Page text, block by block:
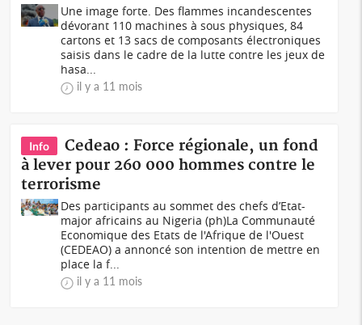
Une image forte. Des flammes incandescentes
dévorant 110 machines à sous physiques, 84
cartons et 13 sacs de composants électroniques
saisis dans le cadre de la lutte contre les jeux de
hasa...
il y a 11 mois
Info
Cedeao : Force régionale, un fond
à lever pour 260 000 hommes contre le
terrorisme
Des participants au sommet des chefs d’Etat-
major africains au Nigeria (ph)La Communauté
Economique des Etats de l'Afrique de l'Ouest
(CEDEAO) a annoncé son intention de mettre en
place la f...
il y a 11 mois